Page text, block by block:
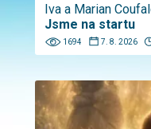
Iva a Marian
Jsme na startu
1694 7. 8. 2026